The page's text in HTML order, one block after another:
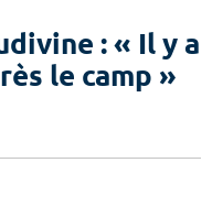
: « Il y a
le camp »